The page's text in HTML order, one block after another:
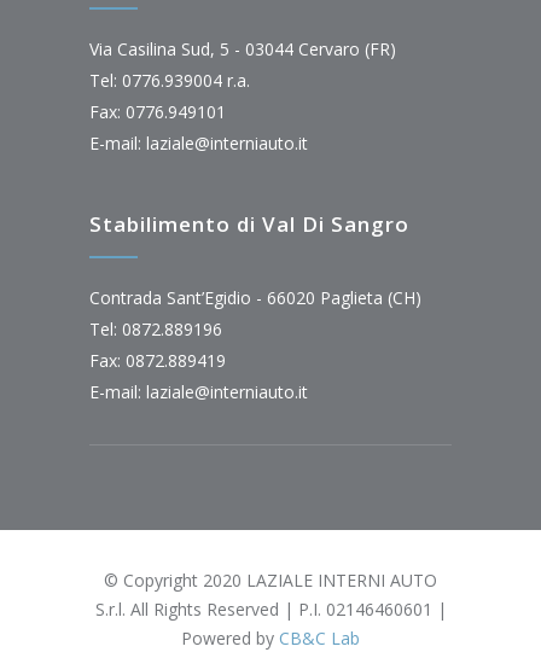
Via Casilina Sud, 5 - 03044 Cervaro (FR)
Tel: 0776.939004 r.a.
Fax: 0776.949101
E-mail: laziale@interniauto.it
Stabilimento di Val Di Sangro
Contrada Sant’Egidio - 66020 Paglieta (CH)
Tel: 0872.889196
Fax: 0872.889419
E-mail: laziale@interniauto.it
© Copyright 2020 LAZIALE INTERNI AUTO
S.r.l. All Rights Reserved | P.I. 02146460601 |
Powered by CB&C Lab